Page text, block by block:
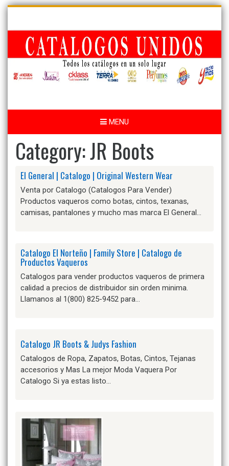
Skip
content
MENU
Category:JR Boots
El General | Catalogo | Original Western Wear
Venta por Catalogo (Catalogos Para Vender)
Productos vaqueros como botas, cintos, texanas,
camisas, pantalones y mucho mas marca El General…
Catalogo El Norteño | Family Store | Catalogo de
Productos Vaqueros
Catalogos para vender productos vaqueros de primera
calidad a precios de distribuidor sin orden minima.
Llamanos al 1(800) 825-9452 para…
Catalogo JR Boots & Judys Fashion
Catalogos de Ropa, Zapatos, Botas, Cintos, Tejanas
accesorios y Mas La mejor Moda Vaquera Por
Catalogo Si ya estas listo…